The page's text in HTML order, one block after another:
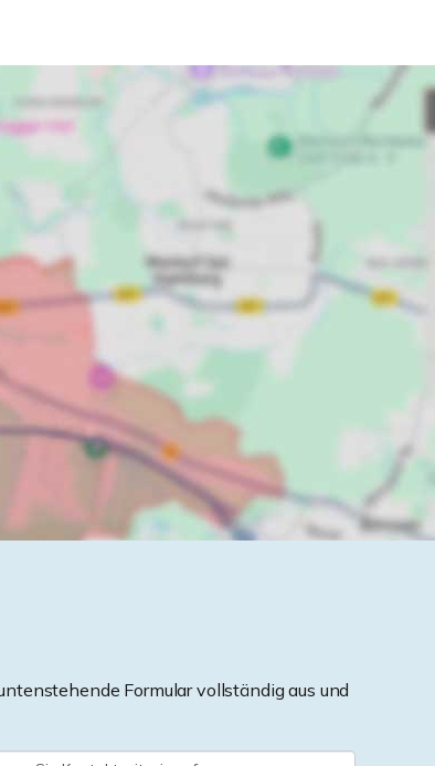
Formular vollständig aus und